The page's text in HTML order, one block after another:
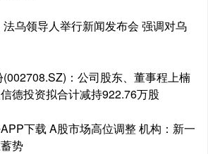
乌领导人举行新闻发布会 强调对乌
：公司股东、董事程上楠
德投资拟合计减持922.76万股
下载 A股市场高位调整 机构：新一
势